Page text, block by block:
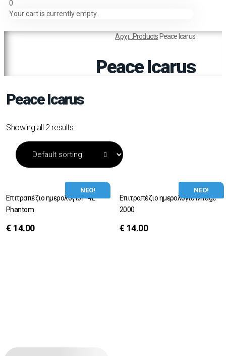
0
Your cart is currently empty.
Αρχι...ProductsPeace Icarus
Peace Icarus
Peace Icarus
Showing all 2 results
ΝΕΟ!
Επιτραπέζιο ημερολόγιο F-4E
Phantom
€ 14.00
ΝΕΟ!
Επιτραπέζιο ημερολόγιο Μirage
2000
€ 14.00